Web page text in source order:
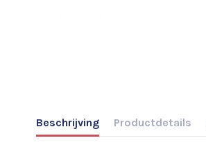
Beschrijving Productdetails